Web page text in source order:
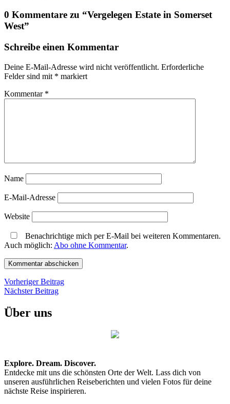
0 Kommentare zu “Vergelegen Estate in Somerset
West”
Schreibe einen Kommentar
Deine E-Mail-Adresse wird nicht veröffentlicht. Erforderliche
Felder sind mit * markiert
Kommentar *
Name
E-Mail-Adresse
Website
Benachrichtige mich per E-Mail bei weiteren Kommentaren.
Auch möglich: Abo ohne Kommentar.
Beitragsnavigation
Vorheriger BeitragVorheriger
Nächster BeitragNächster
Über uns
Explore. Dream. Discover.
Entdecke mit uns die schönsten Orte der Welt. Lass dich von
unseren ausführlichen Reiseberichten und vielen Fotos für deine
nächste Reise inspirieren.